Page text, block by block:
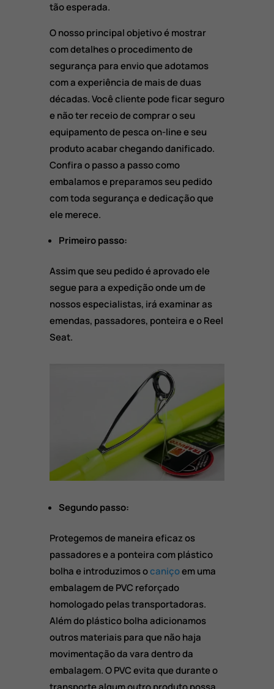
tão esperada.
O nosso principal objetivo é mostrar
com detalhes o procedimento de
segurança para envio que adotamos
com a experiência de mais de duas
décadas. Você cliente pode ficar seguro
e não ter receio de comprar o seu
equipamento de pesca on-line e seu
produto acabar chegando danificado.
Confira o passo a passo como
embalamos e preparamos seu pedido
com toda segurança e dedicação que
ele merece.
Primeiro passo:
Assim que seu pedido é aprovado ele
segue para a expedição onde um de
nossos especialistas, irá examinar as
emendas, passadores, ponteira e o Reel
Seat.
Segundo passo:
Protegemos de maneira eficaz os
passadores e a ponteira com plástico
bolha e introduzimos ocaniçoem uma
embalagem de PVC reforçado
homologado pelas transportadoras.
Além do plástico bolha adicionamos
outros materiais para que não haja
movimentação da vara dentro da
embalagem. O PVC evita que durante o